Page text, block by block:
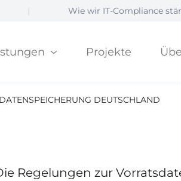
Wie wir IT-Compliance stärken? 👉
Projekte
DEUTSCHLAND
Regelungen zur